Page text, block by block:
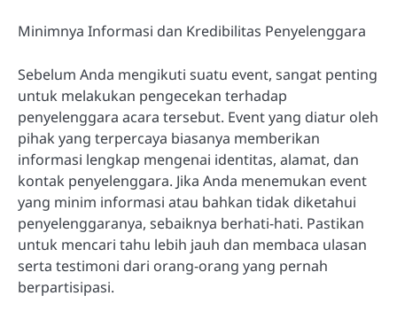
Minimnya Informasi dan Kredibilitas Penyelenggara
Sebelum Anda mengikuti suatu event, sangat penting
untuk melakukan pengecekan terhadap
penyelenggara acara tersebut. Event yang diatur oleh
pihak yang terpercaya biasanya memberikan
informasi lengkap mengenai identitas, alamat, dan
kontak penyelenggara. Jika Anda menemukan event
yang minim informasi atau bahkan tidak diketahui
penyelenggaranya, sebaiknya berhati-hati. Pastikan
untuk mencari tahu lebih jauh dan membaca ulasan
serta testimoni dari orang-orang yang pernah
berpartisipasi.